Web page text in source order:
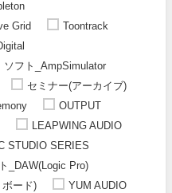
Grid
Toontrack
ソフト_AmpSimulator
セミナー(アーカイブ)
OUTPUT
LEAPWING AUDIO
STUDIO SERIES
_DAW(Logic Pro)
ード)
YUM AUDIO